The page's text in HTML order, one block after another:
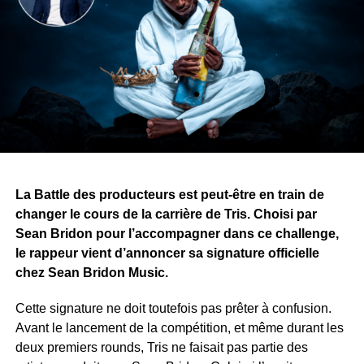
nation, c’est la culture qui transforme les générations. »
Une autre idée traverse également l’œuvre : les armes
divisent les peuples, tandis que les histoires, la musique
et l’art peuvent les rassembler.
Avec ce projet, Yvy Real Killer démontre que son talent
ne se limite pas à la musique. Alors que le premier tome
au public.
WhatsApp
Facebook
X Telegram
Email
>>
La Battle des producteurs est peut-être en train de
changer le cours de la carrière de Tris. Choisi par
Sean Bridon pour l’accompagner dans ce challenge,
le rappeur vient d’annoncer sa signature officielle
chez Sean Bridon Music.
Cette signature ne doit toutefois pas prêter à confusion.
Avant le lancement de la compétition, et même durant les
deux premiers rounds, Tris ne faisait pas partie des